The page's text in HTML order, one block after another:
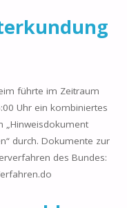
führte im Zeitraum
Uhr ein kombiniertes
„Hinweisdokument
durch. Dokumente zur
des Bundes: